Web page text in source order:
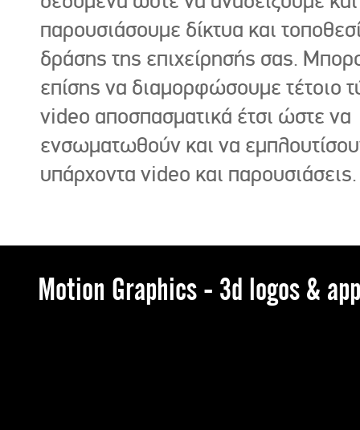
παρουσιάσουμε δίκτυα και
δράσης της επιχείρησής σας.
επίσης να διαμορφώσουμε τέτοιο
video αποσπασματικά έτσι ώστε να
ενσωματωθούν και να
υπάρχοντα video και παρουσιάσεις.
Motion Graphics - 3d logos &